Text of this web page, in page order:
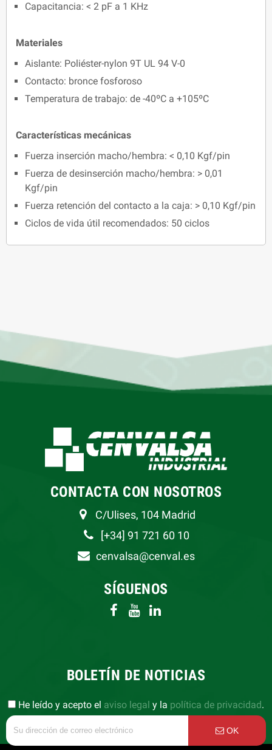
Capacitancia: < 2 pF a 1 KHz
Materiales
Aislante: Poliéster-nylon 9T UL 94 V-0
Contacto: bronce fosforoso
Temperatura de trabajo: de -40ºC a +105ºC
Características mecánicas
Fuerza inserción macho/hembra: < 0,10 Kgf/pin
Fuerza de desinserción macho/hembra: > 0,01
Kgf/pin
Fuerza retención del contacto a la caja: > 0,10 Kgf/pin
Ciclos de vida útil recomendados: 50 ciclos
CONTACTA CON NOSOTROS
C/Ulises, 104 Madrid
[+34] 91 721 60 10
cenvalsa@cenval.es
SÍGUENOS
BOLETÍN DE NOTICIAS
He leído y acepto el aviso legal y la política de privacidad.
OK